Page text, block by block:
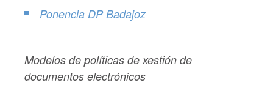
Ponencia DP Badajoz
Modelos de políticas de xestión de
documentos electrónicos